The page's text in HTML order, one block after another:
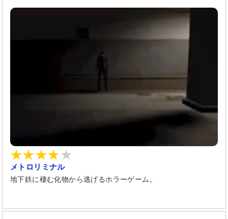
メトロリミナル
地下鉄に棲む化物から逃げるホラーゲーム。